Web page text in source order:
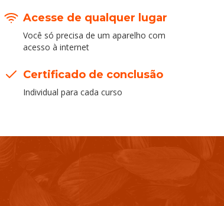
Acesse de qualquer lugar
Você só precisa de um aparelho com
acesso à internet
Certificado de conclusão
Individual para cada curso